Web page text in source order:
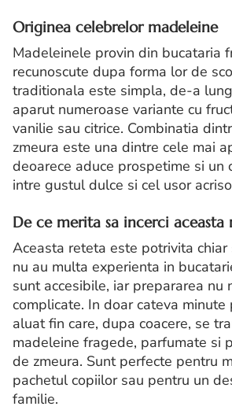
Originea celebrelor madeleine
Madeleinele provin din bucataria
recunoscute dupa forma lor de
traditionala este simpla, de-a
aparut numeroase variante cu
vanilie sau citrice. Combinatia
zmeura este una dintre cele mai
deoarece aduce prospetime si un
intre gustul dulce si cel usor
De ce merita sa incerci aceasta
Aceasta reteta este potrivita chiar
nu au multa experienta in
sunt accesibile, iar prepararea nu
complicate. In doar cateva
aluat fin care, dupa coacere, se
madeleine fragede, parfumate si
de zmeura. Sunt perfecte pentru
pachetul copiilor sau pentru un
familie.